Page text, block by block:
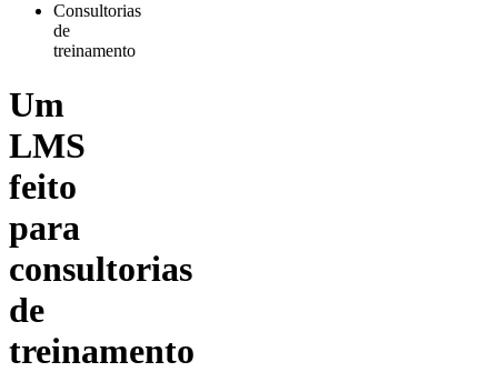
Consultorias
de
treinamento
Um
LMS
feito
para
consultorias
de
treinamento